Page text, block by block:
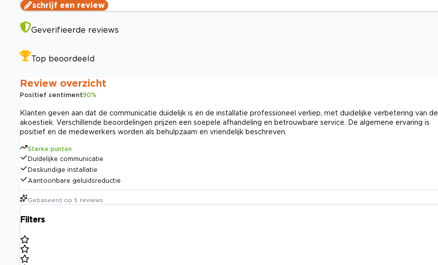
schrijf een review
Geverifieerde reviews
Top beoordeeld
Review overzicht
Positief sentiment90%
Klanten geven aan dat de communicatie duidelijk is en de installatie professioneel verliep, met duidelijke verbetering van de
akoestiek. Verschillende beoordelingen prijzen een soepele afhandeling en betrouwbare service. De algemene ervaring is
positief en de medewerkers worden als behulpzaam en vriendelijk beschreven.
Sterke punten
Duidelijke communicatie
Deskundige installatie
Aantoonbare geluidsreductie
Gebaseerd op 5 reviews
Filters